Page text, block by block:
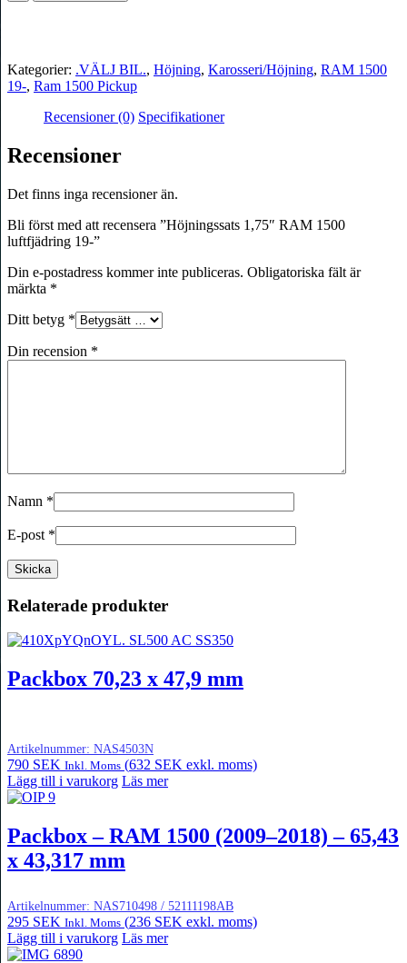
Kategorier: .VÄLJ BIL., Höjning, Karosseri/Höjning, RAM 1500
19-, Ram 1500 Pickup
Recensioner (0) Specifikationer
Recensioner
Det finns inga recensioner än.
Bli först med att recensera ”Höjningssats 1,75″ RAM 1500
luftfjädring 19-”
Din e-postadress kommer inte publiceras. Obligatoriska fält är
märkta *
Ditt betyg *
Din recension *
Namn *
E-post *
Relaterade produkter
Packbox 70,23 x 47,9 mm
Artikelnummer: NAS4503N
790 SEK Inkl. Moms (632 SEK exkl. moms)
Lägg till i varukorg Läs mer
Packbox – RAM 1500 (2009–2018) – 65,43
x 43,317 mm
Artikelnummer: NAS710498 / 52111198AB
295 SEK Inkl. Moms (236 SEK exkl. moms)
Lägg till i varukorg Läs mer